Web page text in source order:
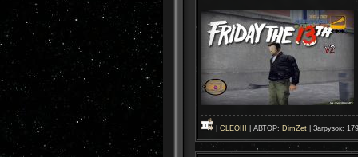
CLEOIII | АВТОР: DimZet | Загрузок: